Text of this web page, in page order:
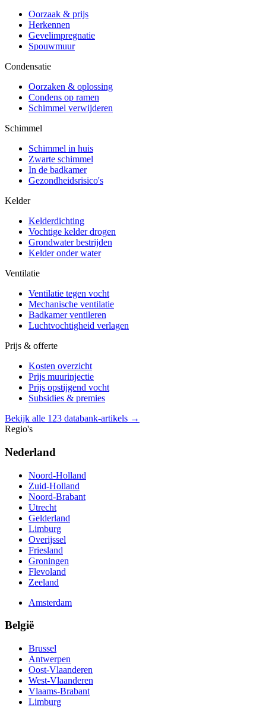
Oorzaak & prijs
Herkennen
Gevelimpregnatie
Spouwmuur
Condensatie
Oorzaken & oplossing
Condens op ramen
Schimmel verwijderen
Schimmel
Schimmel in huis
Zwarte schimmel
In de badkamer
Gezondheidsrisico's
Kelder
Kelderdichting
Vochtige kelder drogen
Grondwater bestrijden
Kelder onder water
Ventilatie
Ventilatie tegen vocht
Mechanische ventilatie
Badkamer ventileren
Luchtvochtigheid verlagen
Prijs & offerte
Kosten overzicht
Prijs muurinjectie
Prijs opstijgend vocht
Subsidies & premies
Bekijk alle 123 databank-artikels →
Regio's
Nederland
Noord-Holland
Zuid-Holland
Noord-Brabant
Utrecht
Gelderland
Limburg
Overijssel
Friesland
Groningen
Flevoland
Zeeland
Amsterdam
België
Brussel
Antwerpen
Oost-Vlaanderen
West-Vlaanderen
Vlaams-Brabant
Limburg